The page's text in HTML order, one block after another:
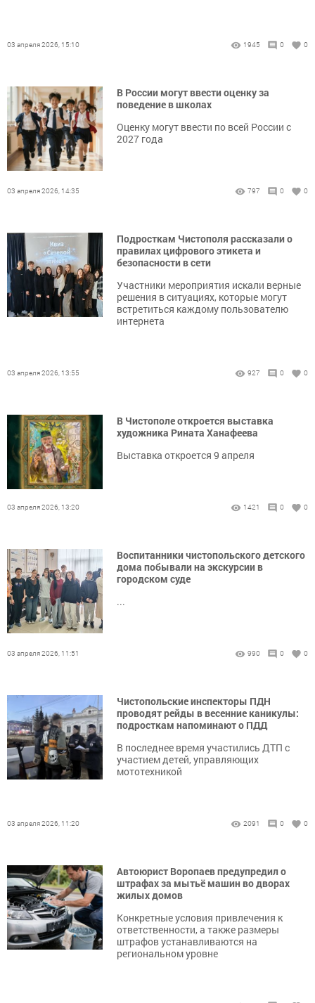
03 апреля 2026, 15:10 1945 0 0
В России могут ввести оценку за
поведение в школах
Оценку могут ввести по всей России с
2027 года
03 апреля 2026, 14:35 797 0 0
Подросткам Чистополя рассказали о
правилах цифрового этикета и
безопасности в сети
Участники мероприятия искали верные
решения в ситуациях, которые могут
встретиться каждому пользователю
интернета
03 апреля 2026, 13:55 927 0 0
В Чистополе откроется выставка
художника Рината Ханафеева
Выставка откроется 9 апреля
03 апреля 2026, 13:20 1421 0 0
Воспитанники чистопольского детского
дома побывали на экскурсии в
городском суде
...
03 апреля 2026, 11:51 990 0 0
Чистопольские инспекторы ПДН
проводят рейды в весенние каникулы:
подросткам напоминают о ПДД
В последнее время участились ДТП с
участием детей, управляющих
мототехникой
03 апреля 2026, 11:20 2091 0 0
Автоюрист Воропаев предупредил о
штрафах за мытьё машин во дворах
жилых домов
Конкретные условия привлечения к
ответственности, а также размеры
штрафов устанавливаются на
региональном уровне